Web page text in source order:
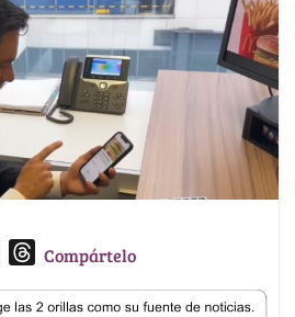
a
T
r
Compártelo